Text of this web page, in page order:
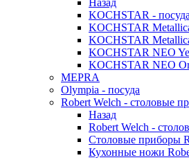
Назад
KOCHSTAR - посуда
KOCHSTAR
KOCHSTAR
KOCHSTAR NEO
KOCHSTAR NEO
MEPRA
Olympia - посуда
Robert Welch - столовые
Назад
Robert Welch -
Столовые приборы
Кухонные ножи